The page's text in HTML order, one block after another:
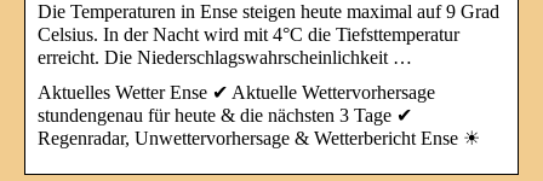
Die Temperaturen in Ense steigen heute maximal auf 9 Grad
Celsius. In der Nacht wird mit 4°C die Tiefsttemperatur
erreicht. Die Niederschlagswahrscheinlichkeit …
Aktuelles Wetter Ense ✔ Aktuelle Wettervorhersage
stundengenau für heute & die nächsten 3 Tage ✔
Regenradar, Unwettervorhersage & Wetterbericht Ense ☀